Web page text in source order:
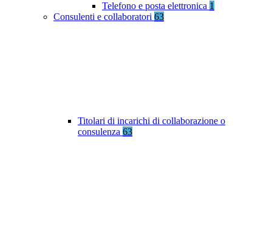
Telefono e posta elettronica 1
Consulenti e collaboratori 63
Titolari di incarichi di collaborazione o
consulenza 63